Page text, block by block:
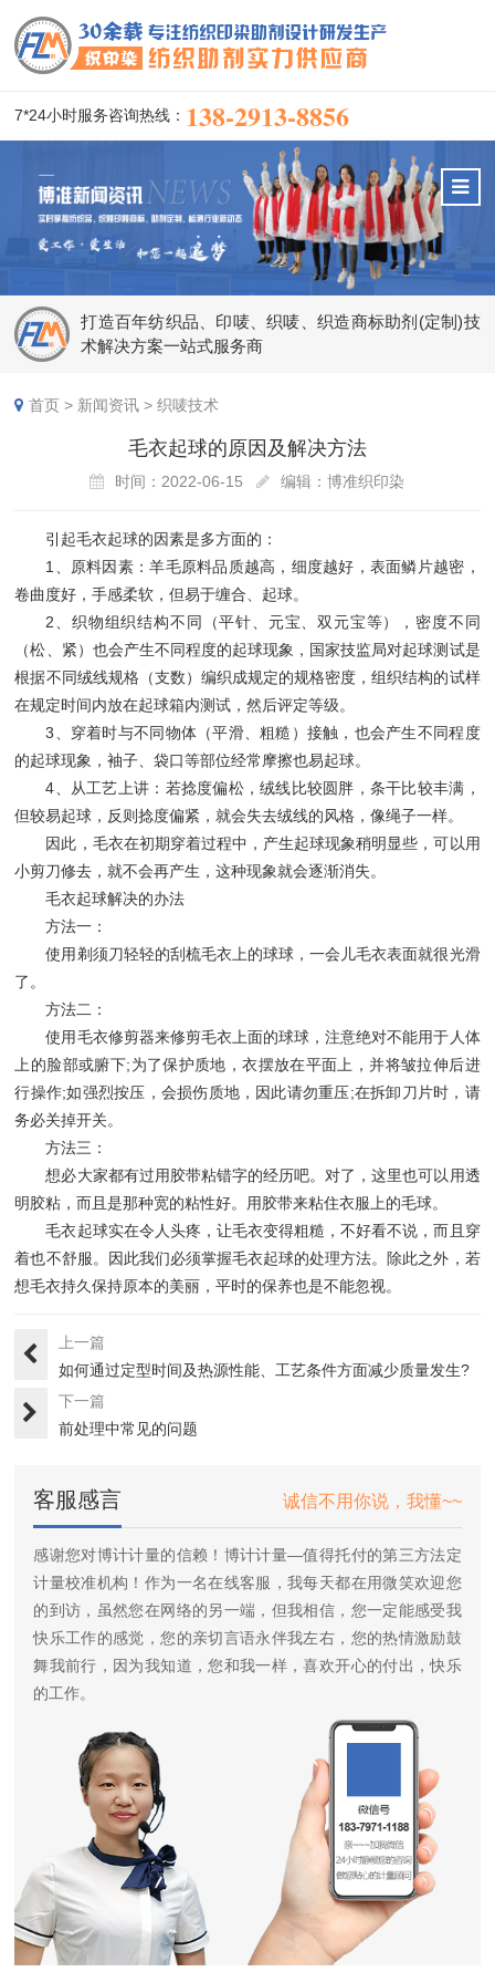
7*24小时服务咨询热线： 138-2913-8856
打造百年纺织品、印唛、织唛、织造商标助剂(定制)技
术解决方案一站式服务商
首页 > 新闻资讯 >织唛技术
毛衣起球的原因及解决方法
时间：2022-06-15 编辑：博准织印染
引起毛衣起球的因素是多方面的：
1、原料因素：羊毛原料品质越高，细度越好，表面鳞片越密，
卷曲度好，手感柔软，但易于缠合、起球。
2、织物组织结构不同（平针、元宝、双元宝等），密度不同
（松、紧）也会产生不同程度的起球现象，国家技监局对起球测试是
根据不同绒线规格（支数）编织成规定的规格密度，组织结构的试样
在规定时间内放在起球箱内测试，然后评定等级。
3、穿着时与不同物体（平滑、粗糙）接触，也会产生不同程度
的起球现象，袖子、袋口等部位经常摩擦也易起球。
4、从工艺上讲：若捻度偏松，绒线比较圆胖，条干比较丰满，
但较易起球，反则捻度偏紧，就会失去绒线的风格，像绳子一样。
因此，毛衣在初期穿着过程中，产生起球现象稍明显些，可以用
小剪刀修去，就不会再产生，这种现象就会逐渐消失。
毛衣起球解决的办法
方法一：
使用剃须刀轻轻的刮梳毛衣上的球球，一会儿毛衣表面就很光滑
了。
方法二：
使用毛衣修剪器来修剪毛衣上面的球球，注意绝对不能用于人体
上的脸部或腑下;为了保护质地，衣摆放在平面上，并将皱拉伸后进
行操作;如强烈按压，会损伤质地，因此请勿重压;在拆卸刀片时，请
务必关掉开关。
方法三：
想必大家都有过用胶带粘错字的经历吧。对了，这里也可以用透
明胶粘，而且是那种宽的粘性好。用胶带来粘住衣服上的毛球。
毛衣起球实在令人头疼，让毛衣变得粗糙，不好看不说，而且穿
着也不舒服。因此我们必须掌握毛衣起球的处理方法。除此之外，若
想毛衣持久保持原本的美丽，平时的保养也是不能忽视。
上一篇
如何通过定型时间及热源性能、工艺条件方面减少质量发生?
下一篇
前处理中常见的问题
客服感言 诚信不用你说，我懂~~
感谢您对博计计量的信赖！博计计量—值得托付的第三方法定
计量校准机构！作为一名在线客服，我每天都在用微笑欢迎您
的到访，虽然您在网络的另一端，但我相信，您一定能感受我
快乐工作的感觉，您的亲切言语永伴我左右，您的热情激励鼓
舞我前行，因为我知道，您和我一样，喜欢开心的付出，快乐
的工作。